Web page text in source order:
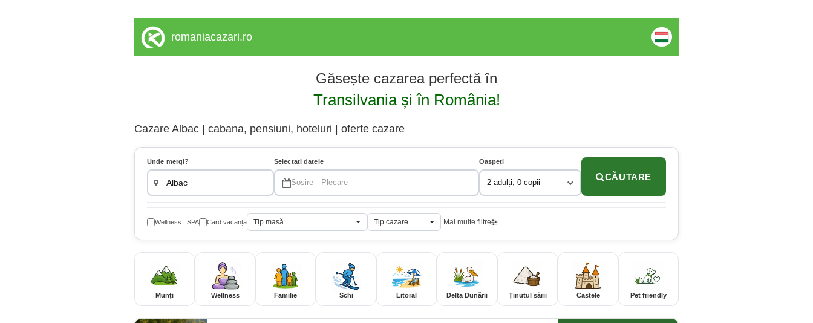
romaniacazari.ro
Găsește cazarea perfectă în
Transilvania și în România!
Cazare Albac | cabana, pensiuni, hoteluri | oferte cazare
Unde mergi? Selectați datele
Sosire—Plecare
Oaspeți
2 adulți, 0 copii
CĂUTARE
Wellness | SPA Card vacanță Tip masă Tip cazare Mai multe filtre
Munți Wellness Familie Schi Litoral Delta Dunării Ținutul sării Castele Pet friendly